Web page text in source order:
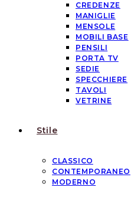
CREDENZE
MANIGLIE
MENSOLE
MOBILI BASE
PENSILI
PORTA TV
SEDIE
SPECCHIERE
TAVOLI
VETRINE
Stile
CLASSICO
CONTEMPORANEO
MODERNO